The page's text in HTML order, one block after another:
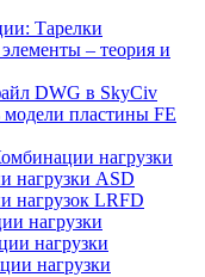
Тарелки
– теория и
DWG в SkyCiv
пластины FE
нагрузки
нагрузки ASD
нагрузок LRFD
нагрузки
нагрузки
нагрузки